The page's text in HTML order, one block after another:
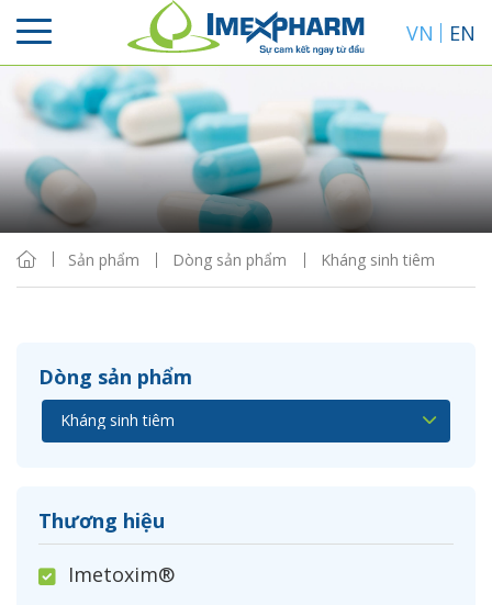
VN EN
Sản phẩm Dòng sản phẩm Kháng sinh tiêm
Dòng sản phẩm
Thương hiệu
Imetoxim®
Sắp xếp
Hiển thị